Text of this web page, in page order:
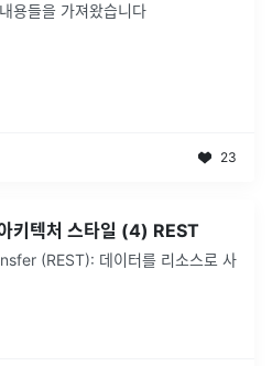
용들을 가져왔습니다
23
키텍처 스타일 (4) REST
(REST): 데이터를 리소스로 사